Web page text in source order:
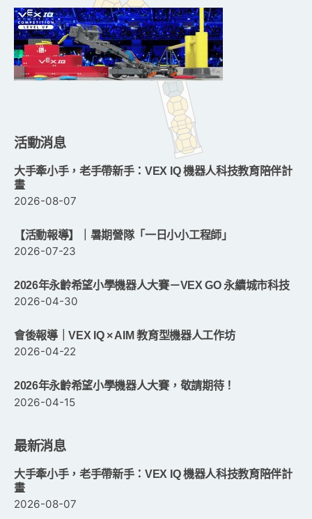
活動消息
大手牽小手，老手帶新手：VEX IQ 機器人科技教育陪伴計
畫
2026-08-07
【活動報導】｜暑期營隊「一日小小工程師」
2026-07-23
2026年永齡希望小學機器人大賽－VEX GO 永續城市科技
2026-04-30
會後報導｜VEX IQ × AIM 教育型機器人工作坊
2026-04-22
2026年永齡希望小學機器人大賽，敬請期待！
2026-04-15
最新消息
大手牽小手，老手帶新手：VEX IQ 機器人科技教育陪伴計
畫
2026-08-07